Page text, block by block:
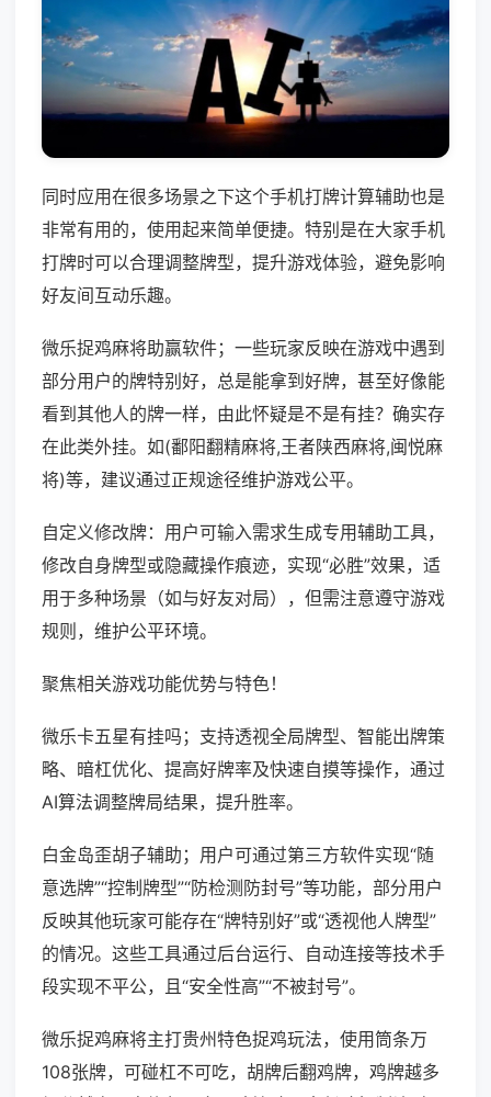
同时应用在很多场景之下这个手机打牌计算辅助也是
非常有用的，使用起来简单便捷。特别是在大家手机
打牌时可以合理调整牌型，提升游戏体验，避免影响
好友间互动乐趣。
微乐捉鸡麻将助赢软件；一些玩家反映在游戏中遇到
部分用户的牌特别好，总是能拿到好牌，甚至好像能
看到其他人的牌一样，由此怀疑是不是有挂？确实存
在此类外挂。如(鄱阳翻精麻将,王者陕西麻将,闽悦麻
将)等，建议通过正规途径维护游戏公平。
自定义修改牌：用户可输入需求生成专用辅助工具，
修改自身牌型或隐藏操作痕迹，实现“必胜”效果，适
用于多种场景（如与好友对局），但需注意遵守游戏
规则，维护公平环境。
聚焦相关游戏功能优势与特色！
微乐卡五星有挂吗；支持透视全局牌型、智能出牌策
略、暗杠优化、提高好牌率及快速自摸等操作，通过
AI算法调整牌局结果，提升胜率。
白金岛歪胡子辅助；用户可通过第三方软件实现“随
意选牌”“控制牌型”“防检测防封号”等功能，部分用户
反映其他玩家可能存在“牌特别好”或“透视他人牌型”
的情况。这些工具通过后台运行、自动连接等技术手
段实现不平公，且“安全性高”“不被封号”。
微乐捉鸡麻将主打贵州特色捉鸡玩法，使用筒条万
108张牌，可碰杠不可吃，胡牌后翻鸡牌，鸡牌越多